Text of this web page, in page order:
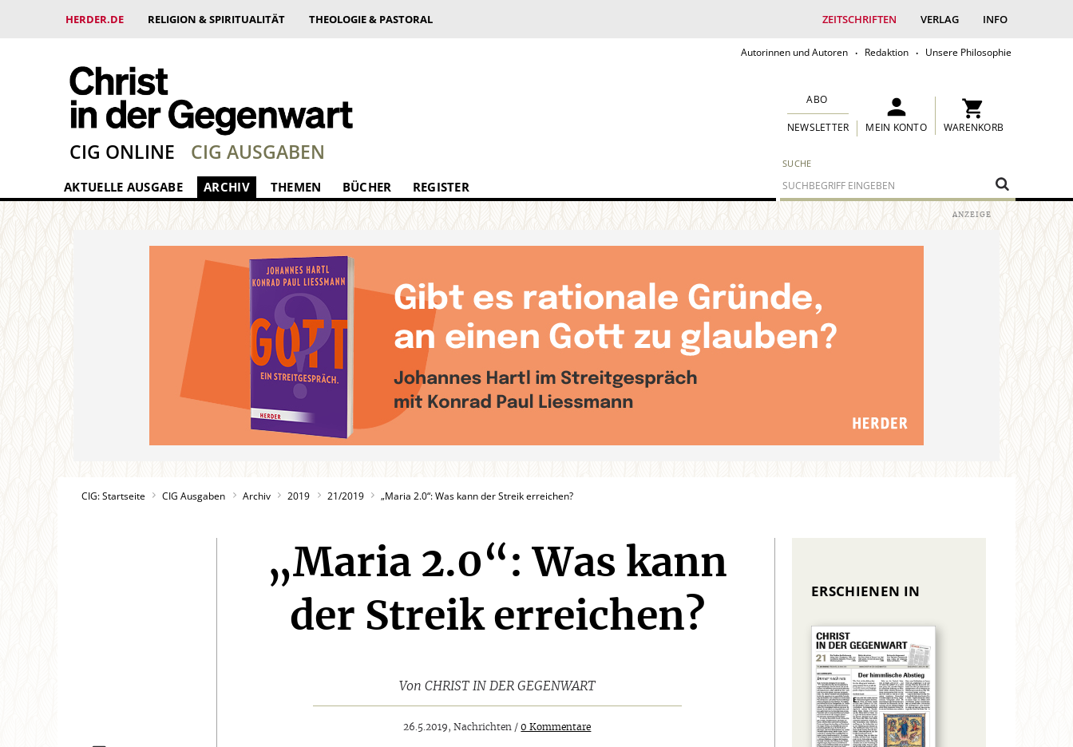
HERDER.DE RELIGION & SPIRITUALITÄT THEOLOGIE & PASTORAL ZEITSCHRIFTEN VERLAG INFO
Autorinnen und Autoren Redaktion Unsere Philosophie
SUCHE
ABO
NEWSLETTER MEIN KONTO WARENKORB
CIG ONLINE CIG AUSGABEN
AKTUELLE AUSGABE ARCHIV THEMEN BÜCHER REGISTER
CIG: Startseite CIG Ausgaben Archiv 2019 21/2019 „Maria 2.0“: Was kann der Streik erreichen?
„Maria 2.0“: Was kann
der Streik erreichen?
Von CHRIST IN DER GEGENWART
26.5.2019, Nachrichten /0 Kommentare
ERSCHIENEN IN